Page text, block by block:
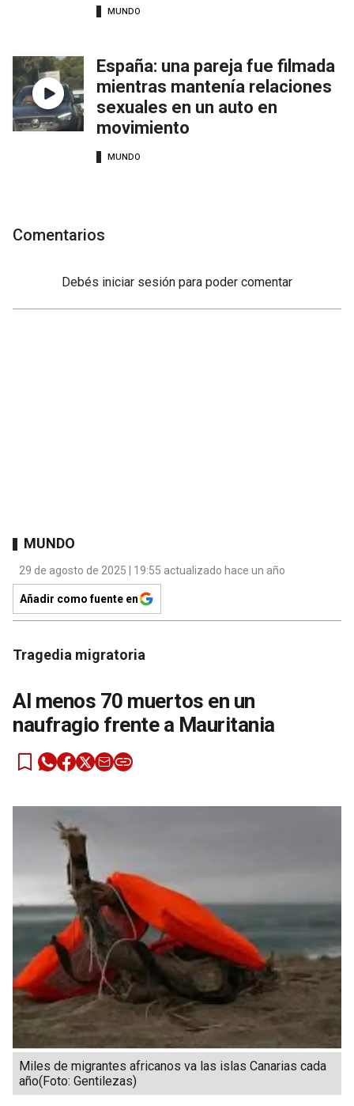
MUNDO
España: una pareja fue filmada
mientras mantenía relaciones
sexuales en un auto en
movimiento
MUNDO
Comentarios
Debés iniciar sesión para poder comentar
MUNDO
29 de agosto de 2025 | 19:55 actualizado hace un año
Añadir como fuente en
Tragedia migratoria
Al menos 70 muertos en un
naufragio frente a Mauritania
Miles de migrantes africanos va las islas Canarias cada
año(Foto: Gentilezas)